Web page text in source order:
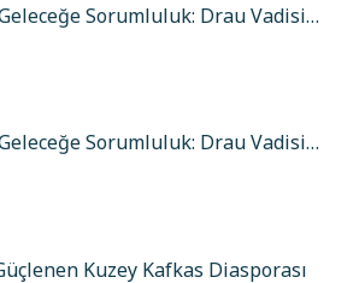
Geleceğe Sorumluluk: Drau Vadisi…
Geleceğe Sorumluluk: Drau Vadisi…
Kuzey Kafkas Diasporası